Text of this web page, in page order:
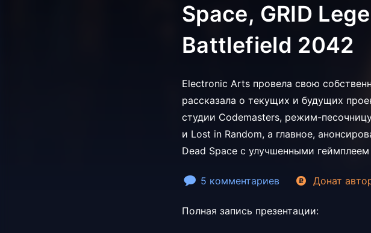
Space, GRID
Battlefield 2042
Electronic Arts провела свою
рассказала о текущих и будущих
студии Codemasters, режим-
и Lost in Random, а главное,
Dead Space с улучшенными
5 комментариев Донат
Полная запись презентации: